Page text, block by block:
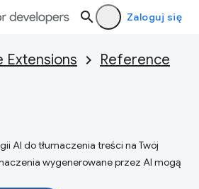
Zaloguj się
Extensions
Reference
AI do tłumaczenia treści na Twój
wygenerowane przez AI mogą